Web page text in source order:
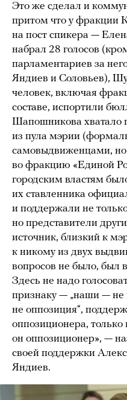
Это же сделал и
притом что у фракции
на пост спикера —
набрал 28 голосов
парламентариев за
Яндиев и Соловьев),
человек, включая
составе, испортили
Шапошникова хватало
из пула мэрии
самовыдвиженцами,
во фракцию «Единой
городским властям
их ставленника
и поддержали не
но представители
источник, близкий к
к никому из двух
вопросов не было, был
Здесь не надо
признаку — „наши — не
не оппозиция“,
оппозиционера, только
он оппозиционер», —
своей поддержки
Яндиев.